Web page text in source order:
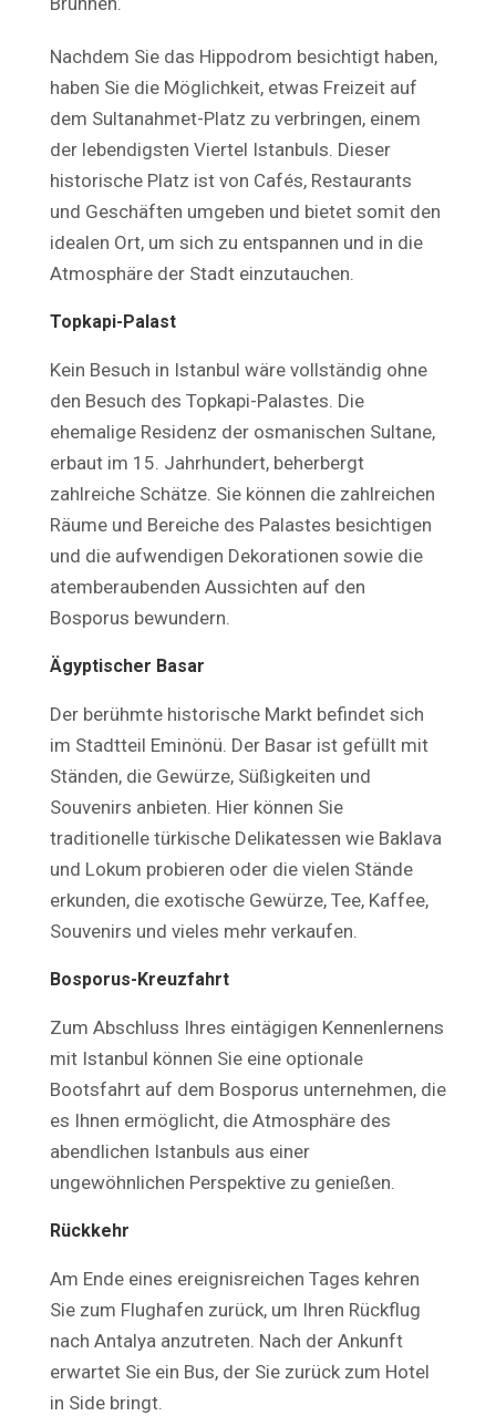
Nachdem Sie das Hippodrom besichtigt haben,
haben Sie die Möglichkeit, etwas Freizeit auf
dem Sultanahmet-Platz zu verbringen, einem
der lebendigsten Viertel Istanbuls. Dieser
historische Platz ist von Cafés, Restaurants
und Geschäften umgeben und bietet somit den
idealen Ort, um sich zu entspannen und in die
Atmosphäre der Stadt einzutauchen.
Topkapi-Palast
Kein Besuch in Istanbul wäre vollständig ohne
den Besuch des Topkapi-Palastes. Die
ehemalige Residenz der osmanischen Sultane,
erbaut im 15. Jahrhundert, beherbergt
zahlreiche Schätze. Sie können die zahlreichen
Räume und Bereiche des Palastes besichtigen
und die aufwendigen Dekorationen sowie die
atemberaubenden Aussichten auf den
Bosporus bewundern.
Ägyptischer Basar
Der berühmte historische Markt befindet sich
im Stadtteil Eminönü. Der Basar ist gefüllt mit
Ständen, die Gewürze, Süßigkeiten und
Souvenirs anbieten. Hier können Sie
traditionelle türkische Delikatessen wie Baklava
und Lokum probieren oder die vielen Stände
erkunden, die exotische Gewürze, Tee, Kaffee,
Souvenirs und vieles mehr verkaufen.
Bosporus-Kreuzfahrt
Zum Abschluss Ihres eintägigen Kennenlernens
mit Istanbul können Sie eine optionale
Bootsfahrt auf dem Bosporus unternehmen, die
es Ihnen ermöglicht, die Atmosphäre des
abendlichen Istanbuls aus einer
ungewöhnlichen Perspektive zu genießen.
Rückkehr
Am Ende eines ereignisreichen Tages kehren
Sie zum Flughafen zurück, um Ihren Rückflug
nach Antalya anzutreten. Nach der Ankunft
erwartet Sie ein Bus, der Sie zurück zum Hotel
in Side bringt.